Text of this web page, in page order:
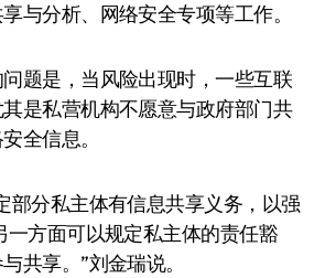
与分析、网络安全专项等工作。
题是，当风险出现时，一些互联
是私营机构不愿意与政府部门共
全信息。
部分私主体有信息共享义务，以强
一方面可以规定私主体的责任豁
共享。”刘金瑞说。